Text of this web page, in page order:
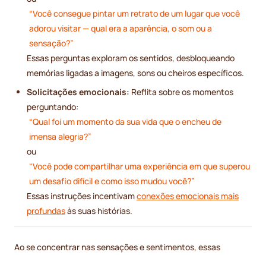
“Você consegue pintar um retrato de um lugar que você
adorou visitar — qual era a aparência, o som ou a
sensação?”
Essas perguntas exploram os sentidos, desbloqueando
memórias ligadas a imagens, sons ou cheiros específicos.
Solicitações emocionais: Reflita sobre os momentos
perguntando:
“Qual foi um momento da sua vida que o encheu de
imensa alegria?”
ou
“Você pode compartilhar uma experiência em que superou
um desafio difícil e como isso mudou você?”
Essas instruções incentivamconexões emocionais mais
profundasàs suas histórias.
Ao se concentrar nas sensações e sentimentos, essas